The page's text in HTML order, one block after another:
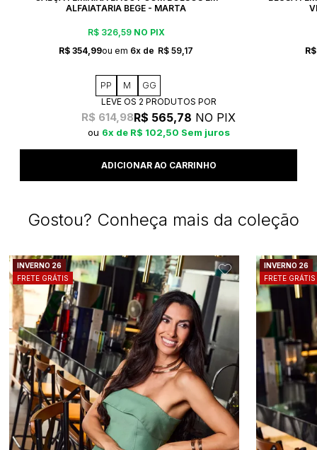
ALFAIATARIA BEGE - MARTA
R$ 326,59NO PIX
R$ 354,99
6x R$ 59,17
PP M GG
LEVE OS 2 PRODUTOS
R$ 614,98R$ 565,78 NO PIX
6x R$ 102,50 Sem juros
Gostou? Conheça mais da coleção
FRETE GRÁTIS
INVERNO 26
FRETE GRÁTIS
INVERNO 26